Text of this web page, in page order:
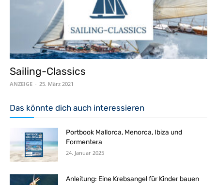
Sailing-Classics
ANZEIGE - 25. März 2021
Das könnte dich auch interessieren
Portbook Mallorca, Menorca, Ibiza und
Formentera
24. Januar 2025
Anleitung: Eine Krebsangel für Kinder bauen